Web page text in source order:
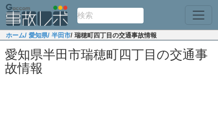
ホーム/ 愛知県/ 半田市/ 瑞穂町四丁目の交通事故情報
愛知県半田市瑞穂町四丁目の交通事
故情報